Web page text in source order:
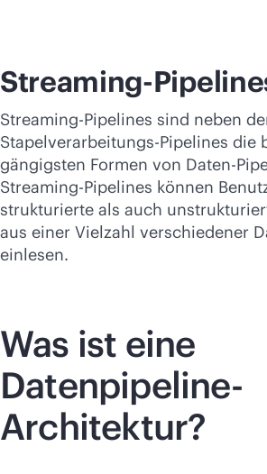
Streaming-
Streaming-Pipelines sind neben
Stapelverarbeitungs-Pipelines die
gängigsten Formen von Daten-
Streaming-Pipelines können
strukturierte als auch
aus einer Vielzahl verschiedener
einlesen.
Was ist eine
Datenpipeline-
Architektur?